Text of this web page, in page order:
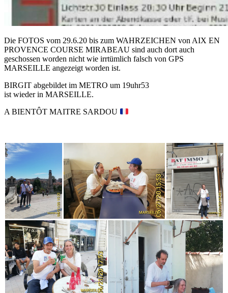
Die FOTOS vom 29.6.20 bis zum WAHRZEICHEN von AIX EN
PROVENCE COURSE MIRABEAU sind auch dort auch
geschossen worden nicht wie irrtümlich falsch von GPS
MARSEILLE angezeigt worden ist.
BIRGIT abgebildet im METRO um 19uhr53
ist wieder in MARSEILLE.
A BIENTÔT MAITRE SARDOU